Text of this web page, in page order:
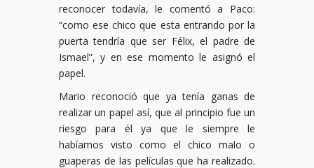
reconocer todavía, le comentó a Paco:
“como ese chico que esta entrando por la
puerta tendría que ser Félix, el padre de
Ismael”, y en ese momento le asignó el
papel.
Mario reconoció que ya tenía ganas de
realizar un papel así, que al principio fue un
riesgo para él ya que le siempre le
habíamos visto como el chico malo o
guaperas de las películas que ha realizado.